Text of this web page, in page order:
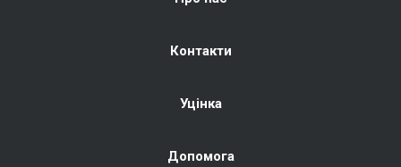
Контакти
Уцінка
Допомога